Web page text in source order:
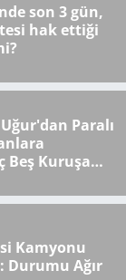
son 3 gün,
hak ettiği
Paralı
Beş Kuruşa
Kamyonu
Durumu Ağır